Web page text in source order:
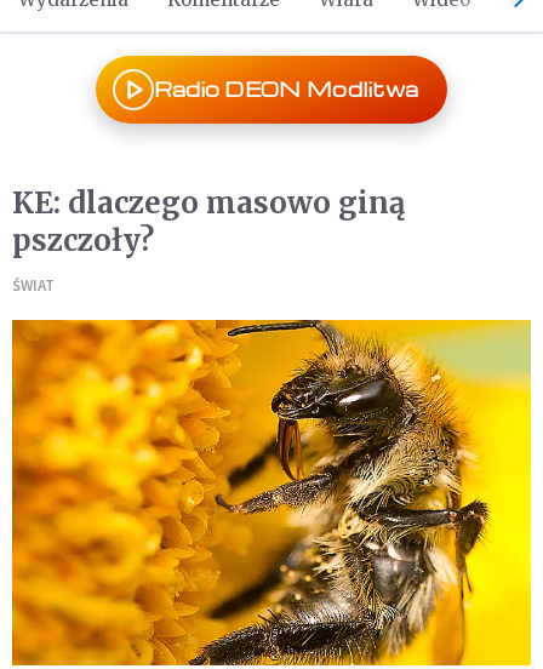
Radio DEON Modlitwa
KE: dlaczego masowo giną
pszczoły?
ŚWIAT